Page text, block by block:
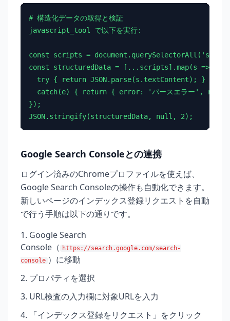
# 構造化データの取得と検証
javascript_tool で以下を実行:
const scripts =
const structuredData = [...scripts].map(s => {
  try { return JSON.parse(s.textContent); }
catch(e) { return { error: 'パースエラー',
});
JSON.stringify(structuredData, null, 2);
Google Search Consoleとの連携
ログイン済みのChromeプロファイルを使えば、
Google Search Consoleの操作も自動化できます。
新しいページのインデックス登録リクエストを自動
で行う手順は以下の通りです。
Google Search
Console（ https://search.google.com/search-
console ）に移動
プロパティを選択
URL検査の入力欄に対象URLを入力
「インデックス登録をリクエスト」をクリック